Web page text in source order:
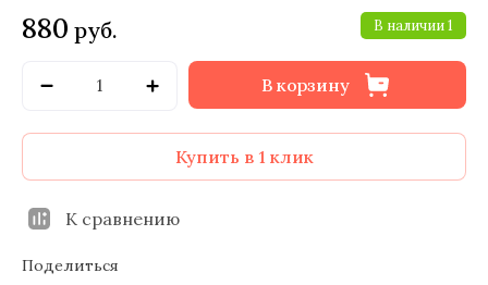
В наличии1
880 руб.
В корзину
Купить в 1 клик
К сравнению
Поделиться